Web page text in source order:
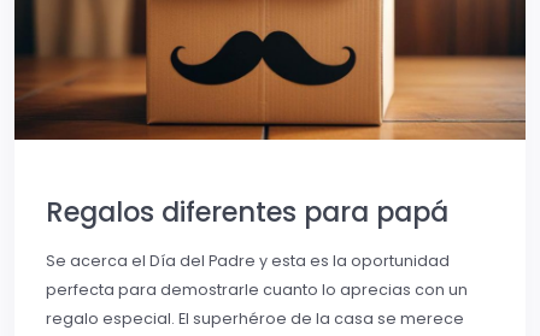
Regalos diferentes para papá
Se acerca el Día del Padre y esta es la oportunidad
perfecta para demostrarle cuanto lo aprecias con un
regalo especial. El superhéroe de la casa se merece